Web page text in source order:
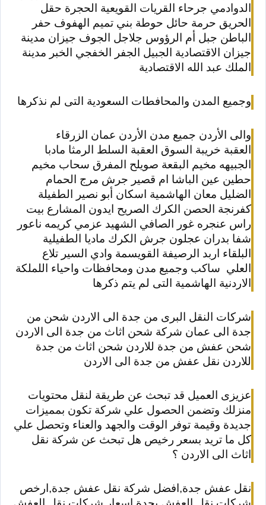
الدوادمي جرحاء القريات القويعية الحجرة حقل
الحريق حرمة حائل حوطة بني تميم الهفوف حفر
الباطن جبل أم الرؤوس جلاجل الجوف جيزان مدينة
جيزان الاقتصادية الجبيل الجفر الخفجي الخبر مدينة
الملك عبد الله الاقتصادية
وجميع المدن والمحافطات السعودية التى لم نذكرها
والى الأردن جميع مدن الأردن عمان الزرقاء
العقبة خريبة السوق العقبة السلط الرمثا مادبا
الجبيهه مخيم البقعة صويلح المفرق سحاب مخيم
حطين عين الباشا ام قصير جرش مرج الحمام
الضليل معان الهاشمية اسكان أبو نصير الطفيلة
كفرنجة الحصن الكرك الصريح ايدون المشارع بيت
راس عنجره غور الصافي الشهيد عزمي كريمه ناعور
شفا بدران عجلون جرش الكرك ماديا الطفيلية
البلقاء اربد الرصيفة القويسمة وادي السير تلاع
العلي ساكب وجميع مدن ومحافظات واحياء اللملكة
الاردنية الهاشمية التى لم يتم ذكرها
شركات النقل البرى من جدة الى الاردن شحن من
جدة الى عمان شركة شحن اثاث من جدة الى الاردن
شحن عفش من جدة للاردن شحن اثاث من جدة
للاردن نقل عفش من جدة الى الاردن
عزيزى العميل قد تبحث عن طريقة لنقل محتويات
منزلك وتضمن الحصول علي شركة تكون بمميزات
جديدة وقيمة توفر الوقت والجهد والعناء وتحصل علي
كل ما تريد بسعر رخيص هل تبحث عن شركة نقل
اثاث الى الاردن ؟
نقل عفش جدة,افضل شركة نقل عفش جدة,ارخص